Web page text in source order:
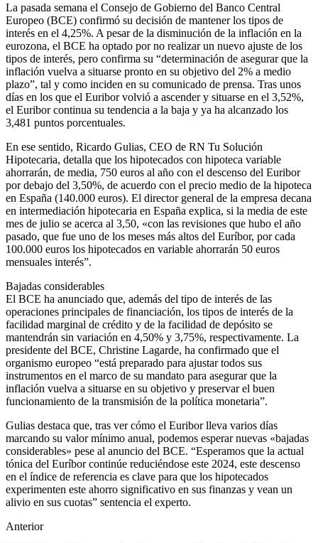
La pasada semana el Consejo de Gobierno del Banco Central
Europeo (BCE) confirmó su decisión de mantener los tipos de
interés en el 4,25%. A pesar de la disminución de la inflación en la
eurozona, el BCE ha optado por no realizar un nuevo ajuste de los
tipos de interés, pero confirma su “determinación de asegurar que la
inflación vuelva a situarse pronto en su objetivo del 2% a medio
plazo”, tal y como inciden en su comunicado de prensa. Tras unos
días en los que el Euribor volvió a ascender y situarse en el 3,52%,
el Euribor continua su tendencia a la baja y ya ha alcanzado los
3,481 puntos porcentuales.
En ese sentido, Ricardo Gulias, CEO de RN Tu Solución
Hipotecaria, detalla que los hipotecados con hipoteca variable
ahorrarán, de media, 750 euros al año con el descenso del Euribor
por debajo del 3,50%, de acuerdo con el precio medio de la hipoteca
en España (140.000 euros). El director general de la empresa decana
en intermediación hipotecaria en España explica, si la media de este
mes de julio se acerca al 3,50, «con las revisiones que hubo el año
pasado, que fue uno de los meses más altos del Euríbor, por cada
100.000 euros los hipotecados en variable ahorrarán 50 euros
mensuales interés”.
Bajadas considerables
El BCE ha anunciado que, además del tipo de interés de las
operaciones principales de financiación, los tipos de interés de la
facilidad marginal de crédito y de la facilidad de depósito se
mantendrán sin variación en 4,50% y 3,75%, respectivamente. La
presidente del BCE, Christine Lagarde, ha confirmado que el
organismo europeo “está preparado para ajustar todos sus
instrumentos en el marco de su mandato para asegurar que la
inflación vuelva a situarse en su objetivo y preservar el buen
funcionamiento de la transmisión de la política monetaria”.
Gulias destaca que, tras ver cómo el Euribor lleva varios días
marcando su valor mínimo anual, podemos esperar nuevas «bajadas
considerables» pese al anuncio del BCE. “Esperamos que la actual
tónica del Euríbor continúe reduciéndose este 2024, este descenso
en el índice de referencia es clave para que los hipotecados
experimenten este ahorro significativo en sus finanzas y vean un
alivio en sus cuotas” sentencia el experto.
Anterior